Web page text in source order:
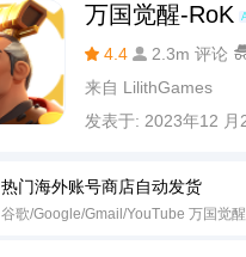
万国觉醒-RoK
4.4 2.3m 评论
来自 LilithGames
发表于: 2023年12 月
热门海外账号商店自动发货
谷歌/Google/Gmail/YouTube 万国觉